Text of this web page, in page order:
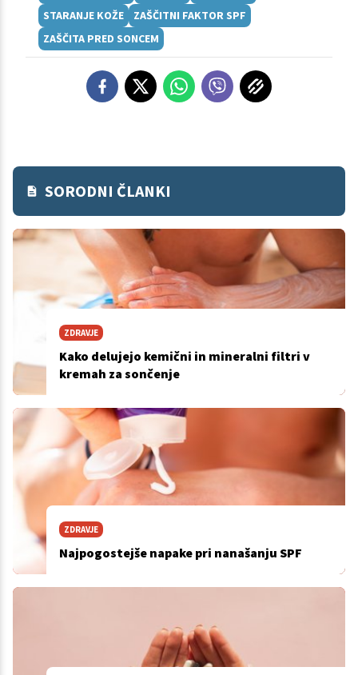
STARANJE KOŽE
ZAŠČITNI FAKTOR SPF
ZAŠČITA PRED SONCEM
SORODNI ČLANKI
ZDRAVJE
Kako delujejo kemični in mineralni filtri v
kremah za sončenje
ZDRAVJE
Najpogostejše napake pri nanašanju SPF